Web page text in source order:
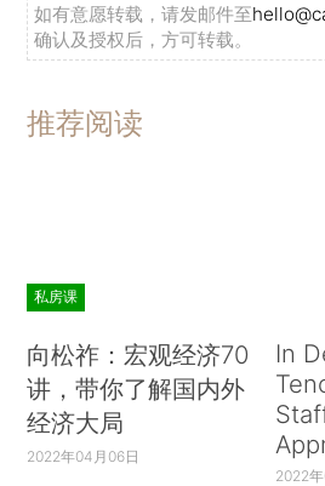
如有意愿转载，请发邮件至
确认及授权后，方可转载。
推荐阅读
私房课
向松祚：宏观经济70
讲，带你了解国内外
经济大局
2022年04月06日
In
2022